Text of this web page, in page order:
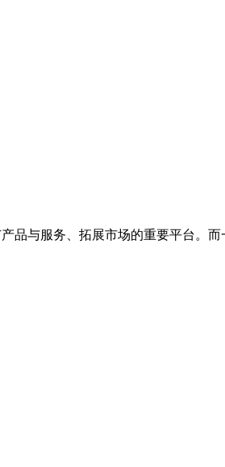
品与服务、拓展市场的重要平台。